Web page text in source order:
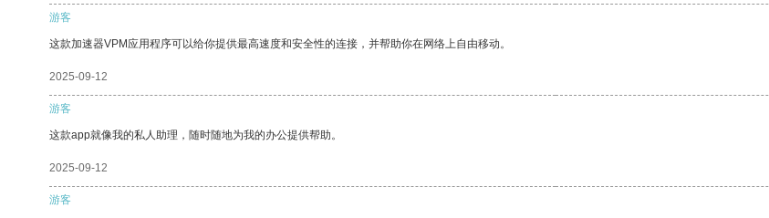
游客
这款加速器VPM应用程序可以给你提供最高速度和安全性的连接，并帮助你在网络上自由移动。
2025-09-12
游客
这款app就像我的私人助理，随时随地为我的办公提供帮助。
2025-09-12
游客